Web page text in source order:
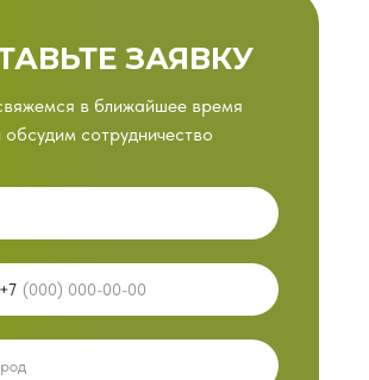
ЗАЯВКУ
в ближайшее время
обсудим сотрудничество
+7